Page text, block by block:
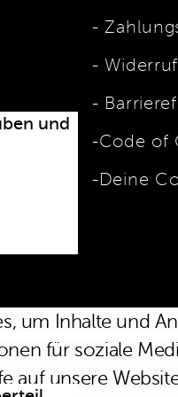
Widerruf
Code of
Deine
inkl. MwSt. /
um Inhalte und
für soziale
auf unsere